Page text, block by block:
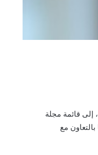
قائمة مجلة
2026” والتي أطلقتها بالتعاون مع